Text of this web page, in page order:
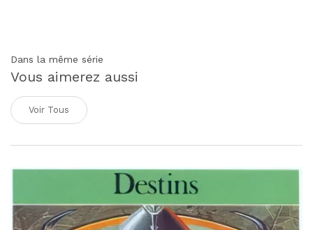
Dans la même série
Vous aimerez aussi
Voir Tous